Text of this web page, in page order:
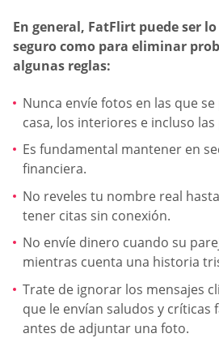
En general, FatFlirt puede ser
seguro como para eliminar
algunas reglas:
Nunca envíe fotos en las que
casa, los interiores e incluso
Es fundamental mantener en
financiera.
No reveles tu nombre real
tener citas sin conexión.
No envíe dinero cuando su
mientras cuenta una historia
Trate de ignorar los mensajes
que le envían saludos y críticas
antes de adjuntar una foto.